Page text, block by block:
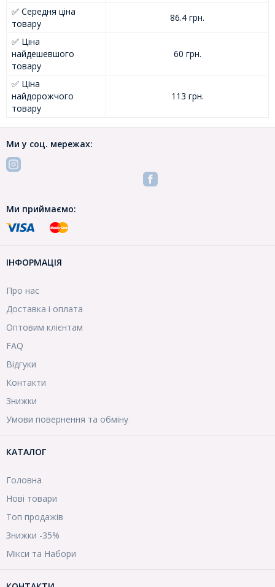
✅ Середня ціна
товару
86.4 грн.
✅ Ціна
найдешевшого
товару
60 грн.
✅ Ціна
найдорожчого
товару
113 грн.
Ми у соц. мережах:
Ми приймаємо:
ІНФОРМАЦІЯ
Про нас
Доставка і оплата
Оптовим клієнтам
FAQ
Відгуки
Контакти
Знижки
Умови повернення та обміну
КАТАЛОГ
Головна
Нові товари
Топ продажів
Знижки -35%
Мікси та Набори